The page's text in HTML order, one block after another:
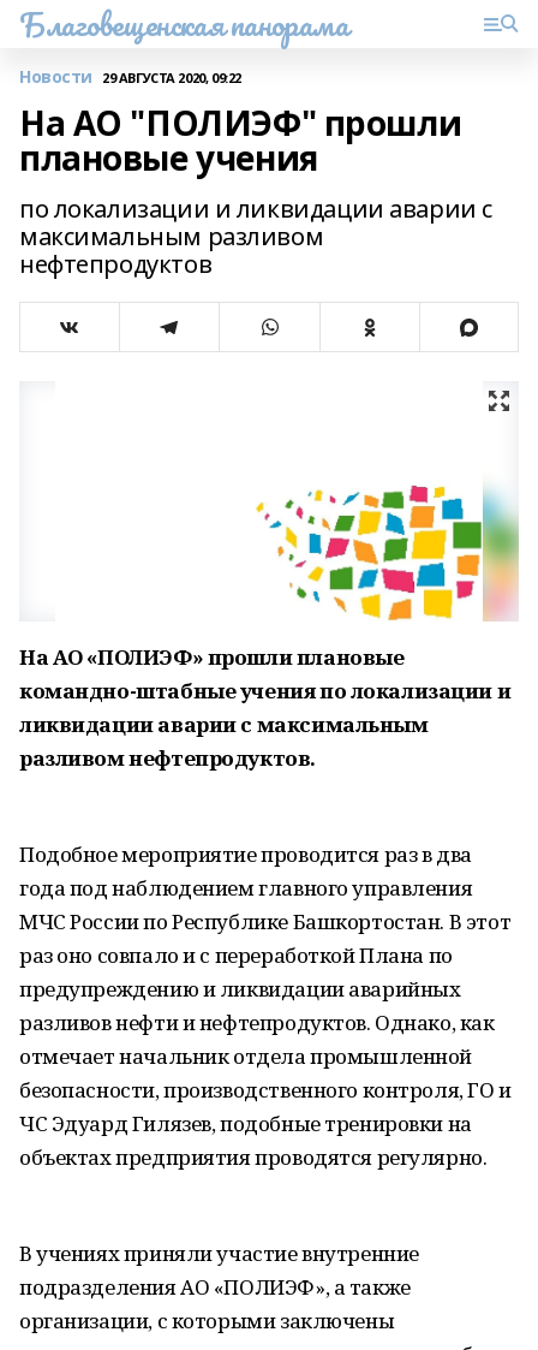
Благовещенская панорама
Новости 29 АВГУСТА 2020, 09:22
На АО "ПОЛИЭФ" прошли
плановые учения
по локализации и ликвидации аварии с
максимальным разливом
нефтепродуктов
На АО «ПОЛИЭФ» прошли плановые
командно-штабные учения по локализации и
ликвидации аварии с максимальным
разливом нефтепродуктов.
Подобное мероприятие проводится раз в два
года под наблюдением главного управления
МЧС России по Республике Башкортостан. В этот
раз оно совпало и с переработкой Плана по
предупреждению и ликвидации аварийных
разливов нефти и нефтепродуктов. Однако, как
отмечает начальник отдела промышленной
безопасности, производственного контроля, ГО и
ЧС Эдуард Гилязев, подобные тренировки на
объектах предприятия проводятся регулярно.
В учениях приняли участие внутренние
подразделения АО «ПОЛИЭФ», а также
организации, с которыми заключены